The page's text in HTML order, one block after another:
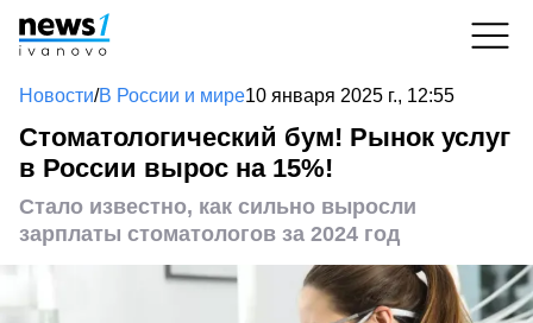
Новости/В России и мире10 января 2025 г., 12:55
Стоматологический бум! Рынок услуг
в России вырос на 15%!
Стало известно, как сильно выросли
зарплаты стоматологов за 2024 год